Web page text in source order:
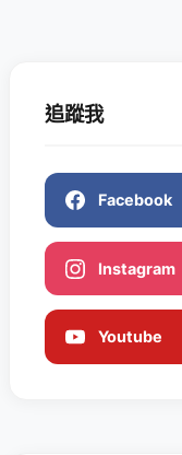
追蹤我
Facebook
Instagram
Youtube